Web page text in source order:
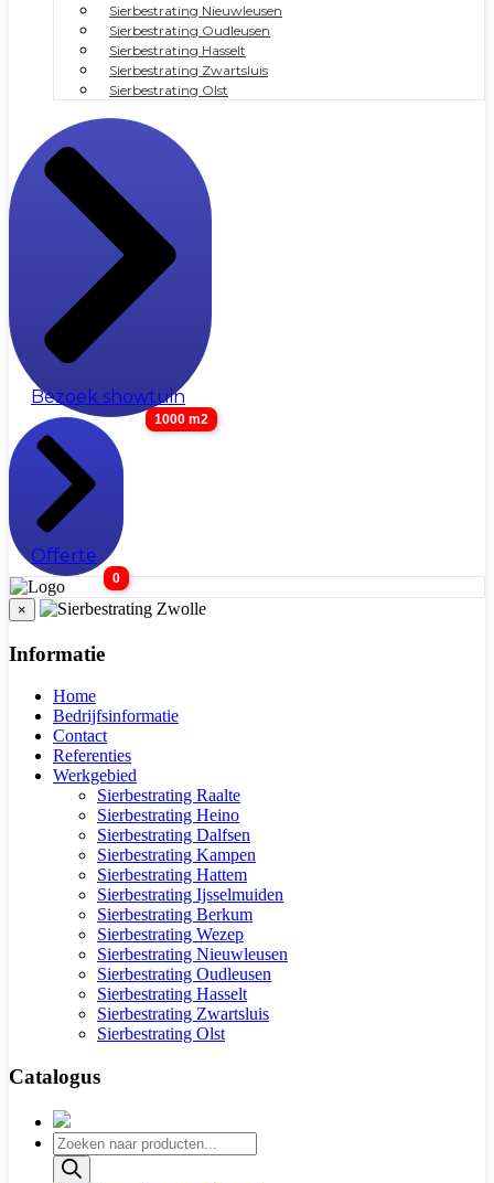
Sierbestrating Nieuwleusen
Sierbestrating Oudleusen
Sierbestrating Hasselt
Sierbestrating Zwartsluis
Sierbestrating Olst
Bezoek showtuin
1000 m2
Offerte
0
×
Informatie
Home
Bedrijfsinformatie
Contact
Referenties
Werkgebied
Sierbestrating Raalte
Sierbestrating Heino
Sierbestrating Dalfsen
Sierbestrating Kampen
Sierbestrating Hattem
Sierbestrating Ijsselmuiden
Sierbestrating Berkum
Sierbestrating Wezep
Sierbestrating Nieuwleusen
Sierbestrating Oudleusen
Sierbestrating Hasselt
Sierbestrating Zwartsluis
Sierbestrating Olst
Catalogus
Producten
zoeken